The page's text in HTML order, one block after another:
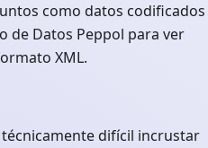
como datos codificados
de Datos Peppol para ver
XML.
difícil incrustar